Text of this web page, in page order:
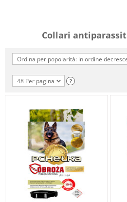
Collari
Ordina per popolarità: in ordine
48 Per pagina ?